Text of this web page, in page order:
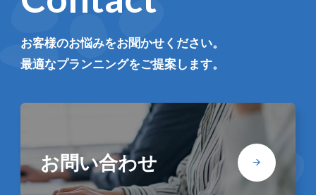
お客様のお悩みをお聞かせください。
最適なプランニングをご提案します。
お問い合わせ